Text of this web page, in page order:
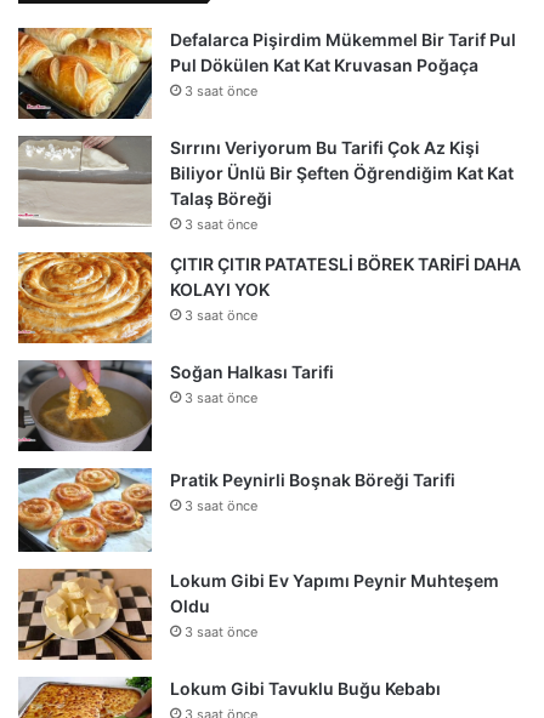
Defalarca Pişirdim Mükemmel Bir Tarif Pul
Pul Dökülen Kat Kat Kruvasan Poğaça
3 saat önce
Sırrını Veriyorum Bu Tarifi Çok Az Kişi
Biliyor Ünlü Bir Şeften Öğrendiğim Kat Kat
Talaş Böreği
3 saat önce
ÇITIR ÇITIR PATATESLİ BÖREK TARİFİ DAHA
KOLAYI YOK
3 saat önce
Soğan Halkası Tarifi
3 saat önce
Pratik Peynirli Boşnak Böreği Tarifi
3 saat önce
Lokum Gibi Ev Yapımı Peynir Muhteşem
Oldu
3 saat önce
Lokum Gibi Tavuklu Buğu Kebabı
3 saat önce